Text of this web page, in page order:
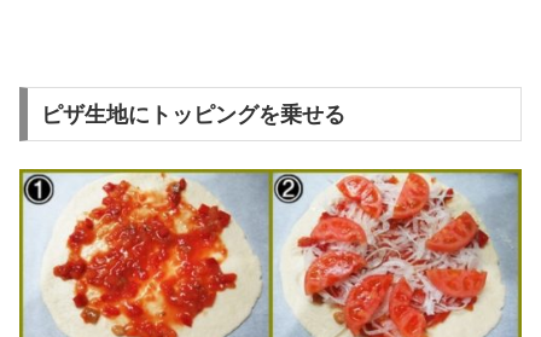
ピザ生地にトッピングを乗せる